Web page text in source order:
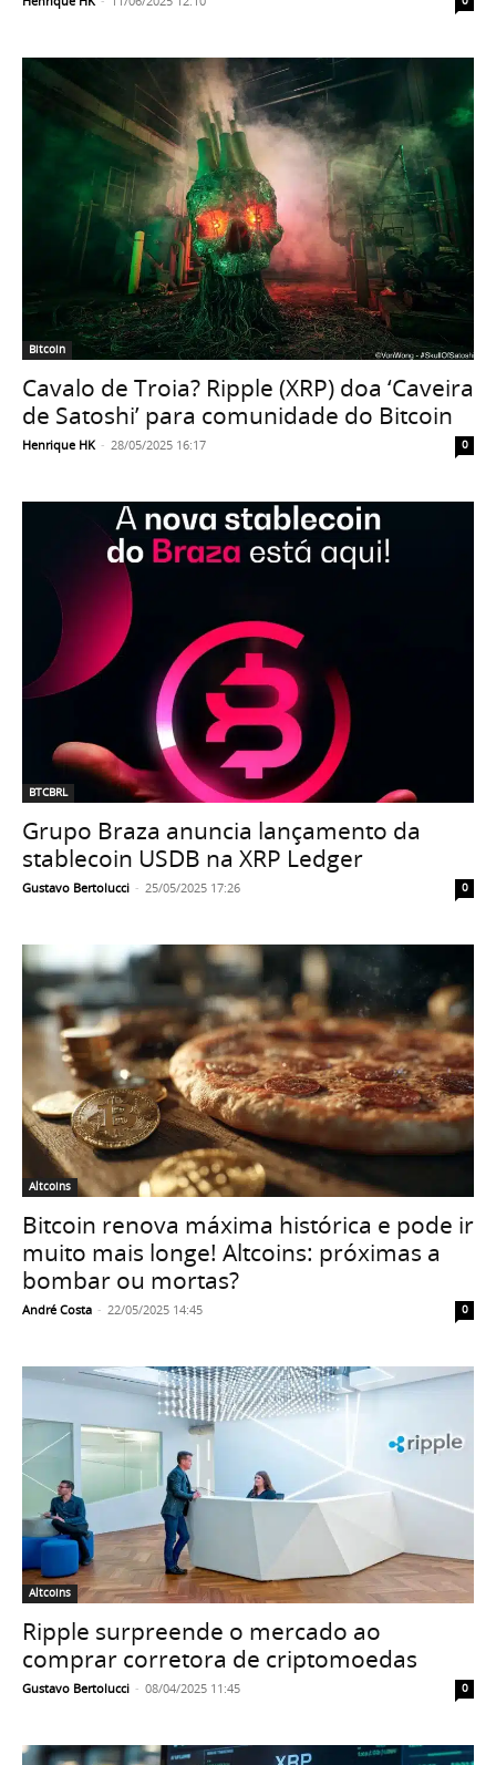
Bitcoin
Cavalo de Troia? Ripple (XRP) doa ‘Caveira
de Satoshi’ para comunidade do Bitcoin
Henrique HK - 28/05/2025 16:17 0
BTCBRL
Grupo Braza anuncia lançamento da
stablecoin USDB na XRP Ledger
Gustavo Bertolucci - 25/05/2025 17:26 0
Altcoins
Bitcoin renova máxima histórica e pode ir
muito mais longe! Altcoins: próximas a
bombar ou mortas?
André Costa - 22/05/2025 14:45 0
Altcoins
Ripple surpreende o mercado ao
comprar corretora de criptomoedas
Gustavo Bertolucci - 08/04/2025 11:45 0